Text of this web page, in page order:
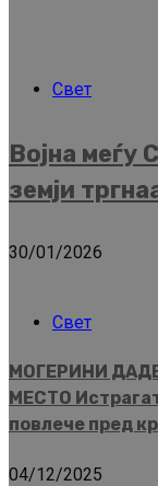
Свет
Војна меѓу
земји
30/01/2026
Свет
МОГЕРИНИ
МЕСТО
повлече пред
04/12/2025